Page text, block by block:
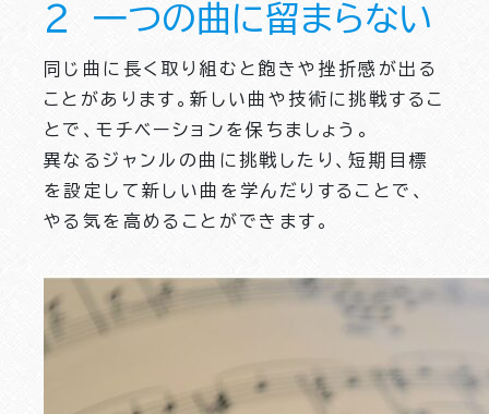
２ 一つの曲に留まらない
同じ曲に長く取り組むと飽きや挫折感が出る
ことがあります。新しい曲や技術に挑戦するこ
とで、モチベーションを保ちましょう。
異なるジャンルの曲に挑戦したり、短期目標
を設定して新しい曲を学んだりすることで、
やる気を高めることができます。